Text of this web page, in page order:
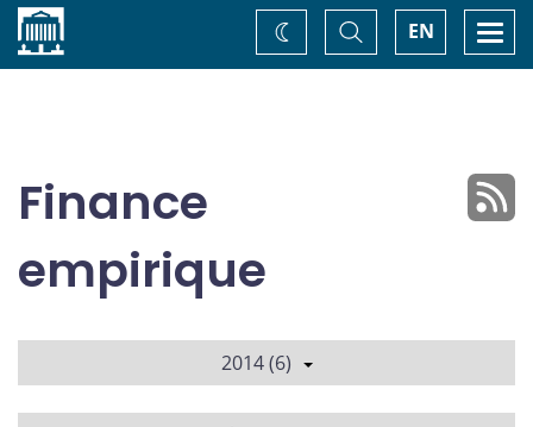
Accueil EN
Basculer
la
recherche
Changez
de
Finance
empirique
2014 (6)